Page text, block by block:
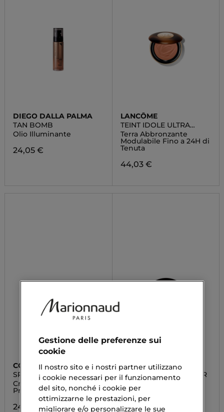
DIEGO DALLA PALMA
TAN BOMB
Olio Illuminante
24,05 €
LANCÔME
TEINT IDOLE ULTRA
WEAR
Terra Abbronzante
Modulabile Fino a 24H di
Tenuta
44,03 €
COLLISTAR
SPECIALE
ABBRONZATURA
PERFETTA
Crema Abbronzante
Protettiva SPF15
24,54 €
ASTRA MAKE-UP
BRONZE SKIN POWDER
Terra
5,90 €
Gestione delle preferenze sui
cookie
Il nostro sito e i nostri partner utilizzano
i cookie necessari per il funzionamento
del sito, nonché i cookie per
ottimizzarne le prestazioni, per
migliorare e/o personalizzare le sue